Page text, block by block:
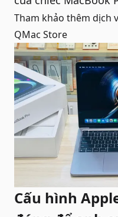
Tham khảo thêm dịch
QMac Store
Cấu hình